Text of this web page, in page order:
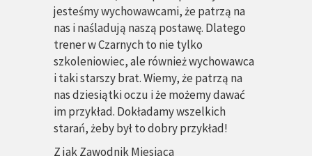
jesteśmy wychowawcami, że patrzą na
nas i naśladują naszą postawę. Dlatego
trener w Czarnych to nie tylko
szkoleniowiec, ale również wychowawca
i taki starszy brat. Wiemy, że patrzą na
nas dziesiątki oczu i że możemy dawać
im przykład. Dokładamy wszelkich
starań, żeby był to dobry przykład!
ZjakZawodnik Miesiąca